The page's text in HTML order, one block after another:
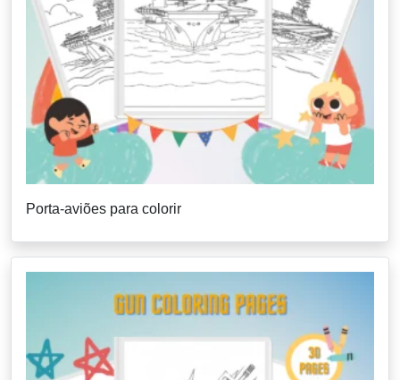
Porta-aviões para colorir